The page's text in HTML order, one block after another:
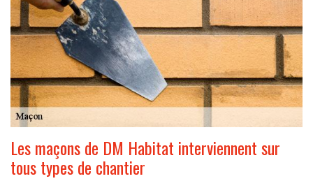
Les maçons de DM Habitat interviennent sur
tous types de chantier